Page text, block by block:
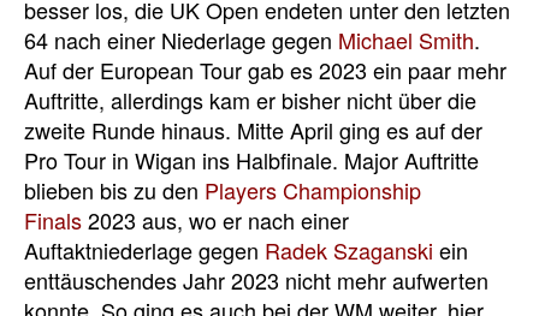
besser los, die UK Open endeten unter den letzten
64 nach einer Niederlage gegen Michael Smith.
Auf der European Tour gab es 2023 ein paar mehr
Auftritte, allerdings kam er bisher nicht über die
zweite Runde hinaus. Mitte April ging es auf der
Pro Tour in Wigan ins Halbfinale. Major Auftritte
blieben bis zu den Players Championship
Finals2023 aus, wo er nach einer
Auftaktniederlage gegen Radek Szaganski ein
enttäuschendes Jahr 2023 nicht mehr aufwerten